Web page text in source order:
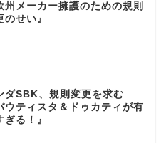
州メーカー擁護のための規則
のせい』
ダSBK、規則変更を求む
ウティスタ＆ドゥカティが有
ぎる！』